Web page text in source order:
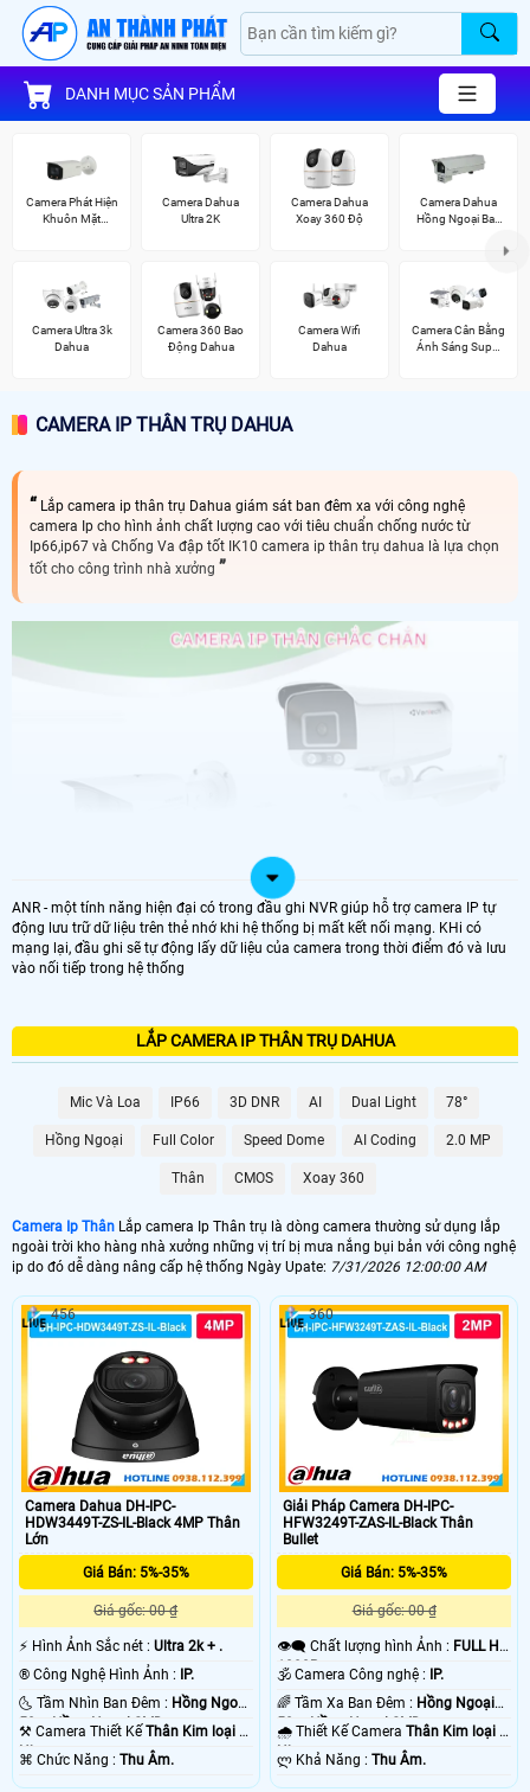
DANH MỤC SẢN PHẨM
Camera Phát Hiện
Khuôn Mặt
Camera Dahua
Ultra 2K
Camera Dahua
Xoay 360 Độ
Camera Dahua
Hồng Ngoại Ban
Camera Ultra 3k
Dahua
Camera 360 Bao
Động Dahua
Camera Wifi
Dahua
Camera Cân Bằng
Ánh Sáng Super
CAMERA IP THÂN TRỤ DAHUA
Lắp camera ip thân trụ Dahua giám sát ban đêm xa với công nghệ
camera Ip cho hình ảnh chất lượng cao với tiêu chuẩn chống nước từ
Ip66,ip67 và Chống Va đập tốt IK10 camera ip thân trụ dahua là lựa chọn
tốt cho công trình nhà xưởng
ANR - một tính năng hiện đại có trong đầu ghi NVR giúp hỗ trợ camera IP tự
động lưu trữ dữ liệu trên thẻ nhớ khi hệ thống bị mất kết nối mạng. KHi có
mạng lại, đầu ghi sẽ tự động lấy dữ liệu của camera trong thời điểm đó và lưu
vào nối tiếp trong hệ thống
LẮP CAMERA IP THÂN TRỤ DAHUA
Mic Và Loa IP66 3D DNR AI Dual Light 78°
Hồng Ngoại Full Color Speed Dome AI Coding 2.0 MP
Thân CMOS Xoay 360
Camera Ip Thân Lắp camera Ip Thân trụ là dòng camera thường sử dụng lắp
ngoài trời kho hàng nhà xưởng những vị trí bị mưa nắng bụi bản với công nghệ
ip do đó dễ dàng nâng cấp hệ thống Ngày Upate: 7/31/2026 12:00:00 AM
Camera Dahua DH-IPC-
HDW3449T-ZS-IL-Black 4MP Thân
Lớn
Giá Bán: 5%-35%
Giá gốc: 00 ₫
️⚡ Hình Ảnh Sắc nét : Ultra 2k + .
®️ Công Nghệ Hình Ảnh :
IP.
🌜 Tầm Nhìn Ban Đêm : Hồng Ngoại
50m Hồng Ngoại SMD.
⚒ Camera Thiết Kế Thân Kim loại +
Nhựa.
️⌘ Chức Năng : Thu Âm.
456
Giải Pháp Camera DH-IPC-
HFW3249T-ZAS-IL-Black Thân
Bullet
Giá Bán: 5%-35%
Giá gốc: 00 ₫
👁️‍🗨 Chất lượng hình Ảnh : FULL HD
1080P .
🕉️ Camera Công nghệ :
IP.
🌈 Tầm Xa Ban Đêm : Hồng Ngoại
50m Hồng Ngoại SMD.
🌧️ Thiết Kế CameraThân Kim loại +
Nhựa.
️ლ Khả Năng :Thu Âm.
360